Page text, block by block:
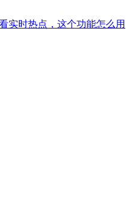
实时热点，这个功能怎么用